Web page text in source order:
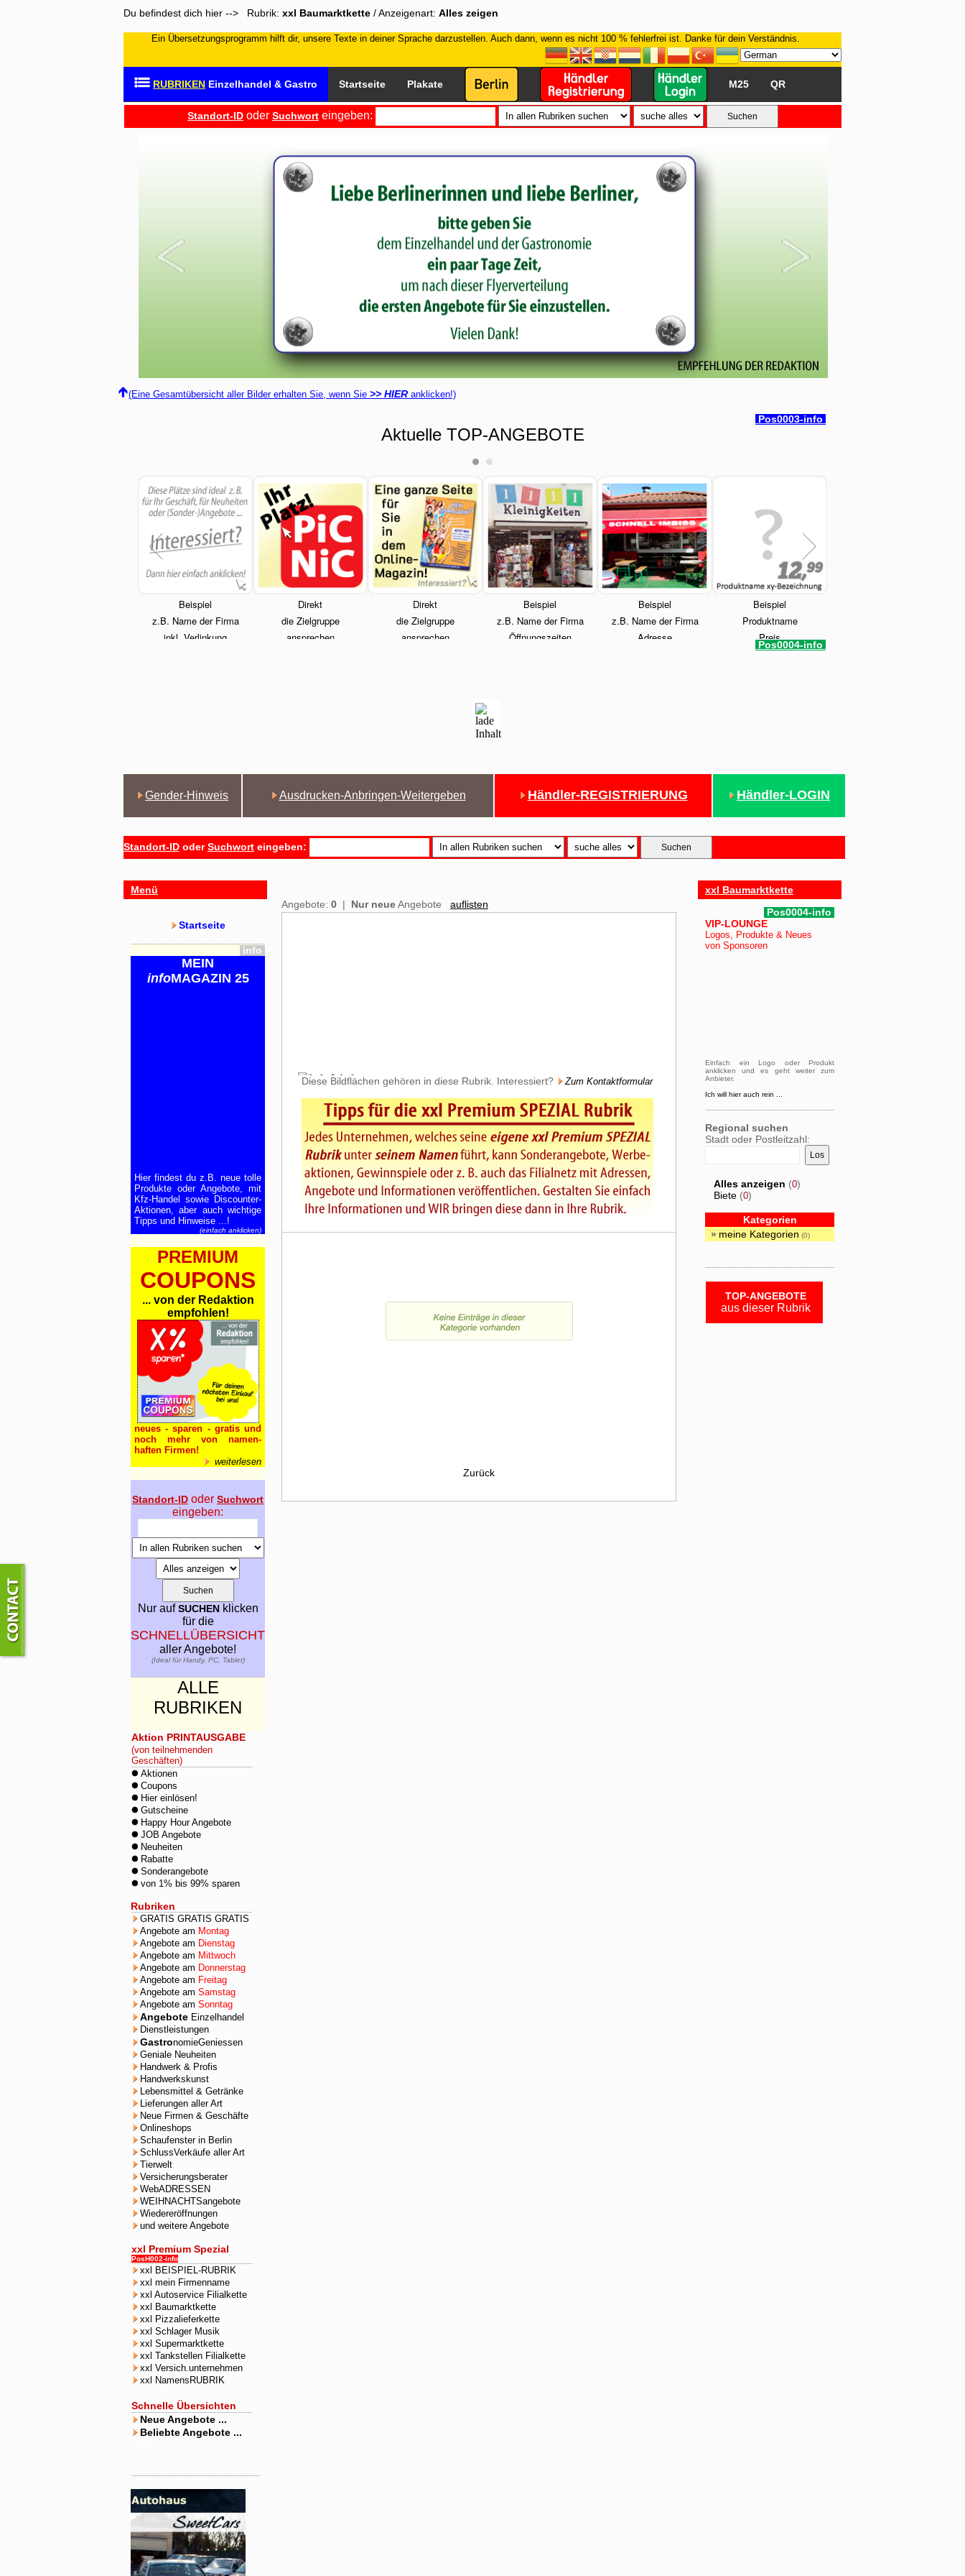
Du befindest dich hier --> Rubrik: xxl Baumarktkette / Anzeigenart: Alles zeigen
Ein Übersetzungsprogramm hilft dir, unsere Texte in deiner Sprache darzustellen. Auch dann, wenn es nicht 100 % fehlerfrei ist. Danke für dein Verständnis.
RUBRIKEN Einzelhandel & Gastro Startseite Plakate M25 QR
Standort-ID oder Suchwort eingeben:
(Eine Gesamtübersicht aller Bilder erhalten Sie, wenn Sie >> HIER anklicken!)
Pos0003-info
Aktuelle TOP-ANGEBOTE
Pos0004-info
Gender-Hinweis Ausdrucken-Anbringen-Weitergeben Händler-REGISTRIERUNG Händler-LOGIN
Standort-ID oderSuchwort eingeben:
Menü
Startseite
info
MEIN
infoMAGAZIN 25
Hier findest du z.B. neue tolle
Produkte oder Angebote, mit
Kfz-Handel sowie Discounter-
Aktionen, aber auch wichtige
Tipps und Hinweise ...!
(einfach anklicken)
PREMIUM
COUPONS
... von der Redaktion
empfohlen!
neues - sparen - gratis und
noch mehr von namen-
haften Firmen!
weiterlesen
Standort-ID oder Suchwort
eingeben:
Nur aufSUCHEN klicken
für die
SCHNELLÜBERSICHT
aller Angebote!
(Ideal für Handy, PC, Tablet)
ALLE
RUBRIKEN
Aktion PRINTAUSGABE
(von teilnehmenden
Geschäften)
Aktionen
Coupons
Hier einlösen!
Gutscheine
Happy Hour Angebote
JOB Angebote
Neuheiten
Rabatte
Sonderangebote
von 1% bis 99% sparen
Rubriken
GRATIS GRATIS GRATIS
Angebote am Montag
Angebote am Dienstag
Angebote am Mittwoch
Angebote am Donnerstag
Angebote am Freitag
Angebote am Samstag
Angebote am Sonntag
Angebote Einzelhandel
Dienstleistungen
GastronomieGeniessen
Geniale Neuheiten
Handwerk & Profis
Handwerkskunst
Lebensmittel & Getränke
Lieferungen aller Art
Neue Firmen & Geschäfte
Onlineshops
Schaufenster in Berlin
SchlussVerkäufe aller Art
Tierwelt
Versicherungsberater
WebADRESSEN
WEIHNACHTSangebote
Wiedereröffnungen
und weitere Angebote
xxl Premium Spezial
PosH002-info
xxl BEISPIEL-RUBRIK
xxl mein Firmenname
xxl Autoservice Filialkette
xxl Baumarktkette
xxl Pizzalieferkette
xxl Schlager Musik
xxl Supermarktkette
xxl Tankstellen Filialkette
xxl Versich.unternehmen
xxl NamensRUBRIK
Schnelle Übersichten
Neue Angebote ...
Beliebte Angebote ...
Angebote: 0 | Nur neueAngebote auflisten
Diese Bildflächen gehören in diese Rubrik. Interessiert? Zum Kontaktformular
Zurück
xxl Baumarktkette
Pos0004-info
VIP-LOUNGE
Logos, Produkte & Neues
von Sponsoren
Einfach ein Logo oder Produkt
anklicken und es geht weiter zum
Anbieter.
Ich will hier auch rein ...
Regional suchen
Stadt oder Postleitzahl:
Alles anzeigen (0)
Biete (0)
Kategorien
» meine Kategorien (0)
TOP-ANGEBOTE
aus dieser Rubrik